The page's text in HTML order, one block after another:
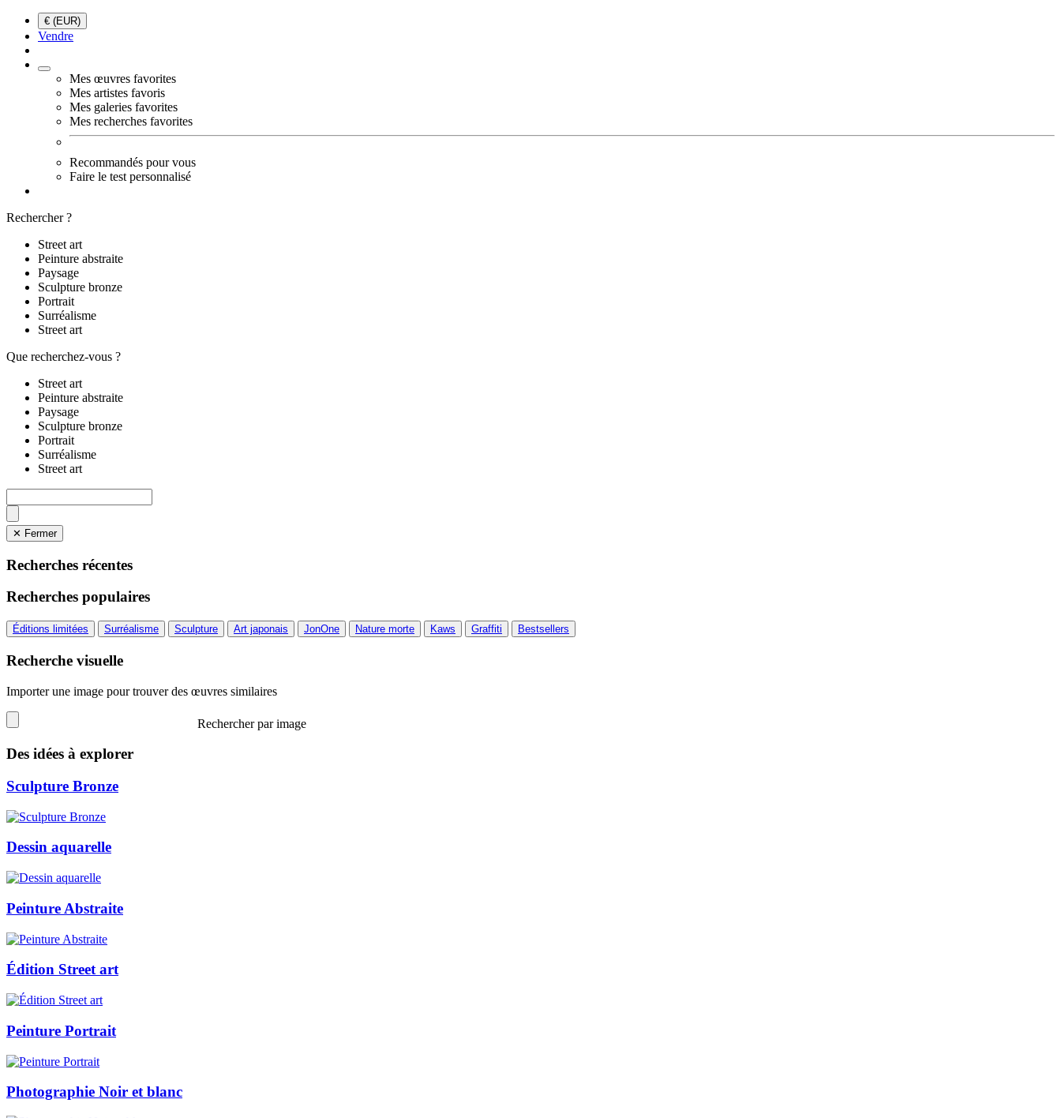
€ (EUR)
Vendre
Mes œuvres favorites
Mes artistes favoris
Mes galeries favorites
Mes recherches favorites
Recommandés pour vous
Faire le test personnalisé
Rechercher ?
Street art
Peinture abstraite
Paysage
Sculpture bronze
Portrait
Surréalisme
Street art
Que recherchez-vous ?
Street art
Peinture abstraite
Paysage
Sculpture bronze
Portrait
Surréalisme
Street art
✕ Fermer
Recherches récentes
Recherches populaires
Éditions limitées Surréalisme Sculpture Art japonais JonOne Nature morte Kaws Graffiti Bestsellers
Recherche visuelle
Importer une image pour trouver des œuvres similaires
Rechercher par image
Des idées à explorer
Sculpture Bronze
Dessin aquarelle
Peinture Abstraite
Édition Street art
Peinture Portrait
Photographie Noir et blanc